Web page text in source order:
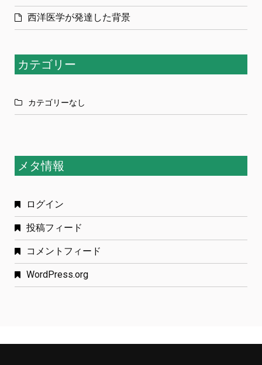
西洋医学が発達した背景
カテゴリー
カテゴリーなし
メタ情報
ログイン
投稿フィード
コメントフィード
WordPress.org